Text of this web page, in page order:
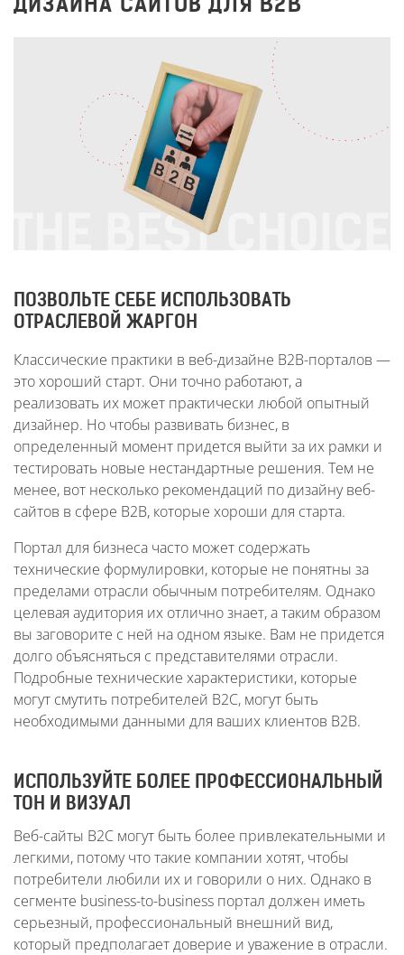
ДИЗАЙНА САЙТОВ ДЛЯ B2B
ПОЗВОЛЬТЕ СЕБЕ ИСПОЛЬЗОВАТЬ
ОТРАСЛЕВОЙ ЖАРГОН
Классические практики в веб-дизайне B2B-порталов —
это хороший старт. Они точно работают, а
реализовать их может практически любой опытный
дизайнер. Но чтобы развивать бизнес, в
определенный момент придется выйти за их рамки и
тестировать новые нестандартные решения. Тем не
менее, вот несколько рекомендаций по дизайну веб-
сайтов в сфере B2B, которые хороши для старта.
Портал для бизнеса часто может содержать
технические формулировки, которые не понятны за
пределами отрасли обычным потребителям. Однако
целевая аудитория их отлично знает, а таким образом
вы заговорите с ней на одном языке. Вам не придется
долго объясняться с представителями отрасли.
Подробные технические характеристики, которые
могут смутить потребителей B2C, могут быть
необходимыми данными для ваших клиентов B2B.
ИСПОЛЬЗУЙТЕ БОЛЕЕ ПРОФЕССИОНАЛЬНЫЙ
ТОН И ВИЗУАЛ
Веб-сайты B2C могут быть более привлекательными и
легкими, потому что такие компании хотят, чтобы
потребители любили их и говорили о них. Однако в
сегменте business-to-business портал должен иметь
серьезный, профессиональный внешний вид,
который предполагает доверие и уважение в отрасли.